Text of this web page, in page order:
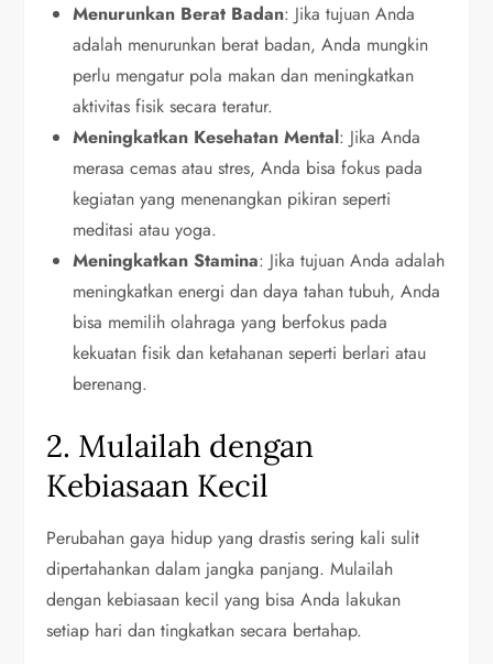
Menurunkan Berat Badan: Jika tujuan Anda
adalah menurunkan berat badan, Anda mungkin
perlu mengatur pola makan dan meningkatkan
aktivitas fisik secara teratur.
Meningkatkan Kesehatan Mental: Jika Anda
merasa cemas atau stres, Anda bisa fokus pada
kegiatan yang menenangkan pikiran seperti
meditasi atau yoga.
Meningkatkan Stamina: Jika tujuan Anda adalah
meningkatkan energi dan daya tahan tubuh, Anda
bisa memilih olahraga yang berfokus pada
kekuatan fisik dan ketahanan seperti berlari atau
berenang.
2. Mulailah dengan
Kebiasaan Kecil
Perubahan gaya hidup yang drastis sering kali sulit
dipertahankan dalam jangka panjang. Mulailah
dengan kebiasaan kecil yang bisa Anda lakukan
setiap hari dan tingkatkan secara bertahap.